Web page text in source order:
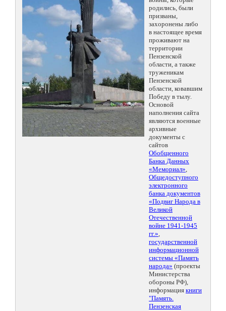
родились, были
призваны,
захоронены либо
в настоящее время
проживают на
территории
Пензенской
области, а также
труженикам
Пензенской
области, ковавшим
Победу в тылу.
Основой
наполнения сайта
являются военные
архивные
документы с
сайтов
Обобщенного
Банка Данных
«Мемориал»,
Общедоступного
электронного
банка документов
«Подвиг Народа в
Великой
Отечественной
войне 1941-1945
гг.»,
государственной
информационной
системы «Память
народа» (проекты
Министерства
обороны РФ),
информация книги
"Память.
Пензенская